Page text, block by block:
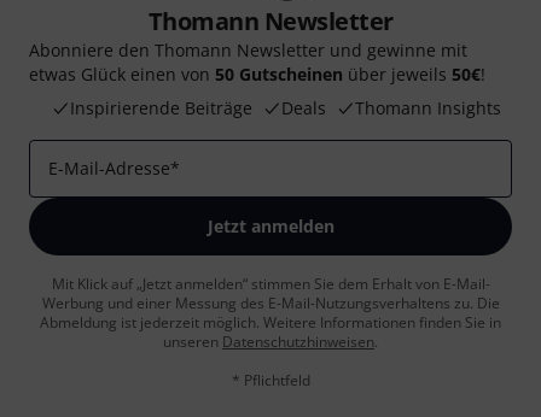
Thomann Newsletter
Abonniere den Thomann Newsletter und gewinne mit
etwas Glück einen von 50 Gutscheinen über jeweils 50€!
Inspirierende Beiträge
Deals Thomann Insights
E-Mail-Adresse*
Jetzt anmelden
Mit Klick auf „Jetzt anmelden“ stimmen Sie dem Erhalt von E-Mail-
Werbung und einer Messung des E-Mail-Nutzungsverhaltens zu. Die
Abmeldung ist jederzeit möglich. Weitere Informationen finden Sie in
unseren Datenschutzhinweisen.
* Pflichtfeld